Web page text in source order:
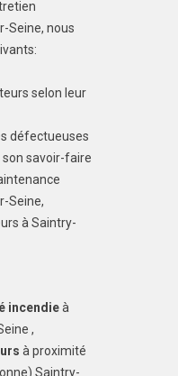
Seine, nous
selon leur
défectueuses
savoir-faire
Seine,
à Saintry-
incendieà
,
à proximité
Saintry-